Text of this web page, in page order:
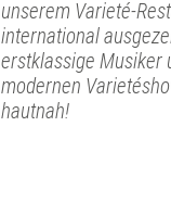
unserem Varieté-
international
erstklassige Musiker
modernen
hautnah!